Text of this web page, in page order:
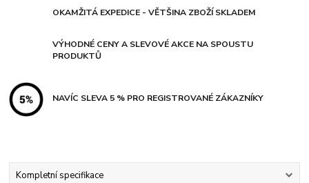
OKAMŽITÁ EXPEDICE - VĚTŠINA ZBOŽÍ SKLADEM
VÝHODNÉ CENY A SLEVOVÉ AKCE NA SPOUSTU
PRODUKTŮ
NAVÍC SLEVA 5 % PRO REGISTROVANÉ ZÁKAZNÍKY
Kompletní specifikace